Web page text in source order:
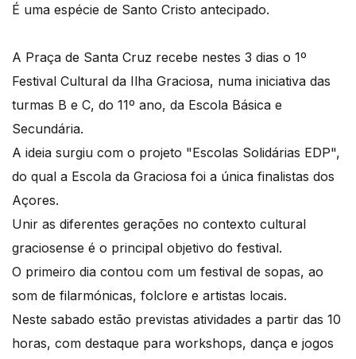
É uma espécie de Santo Cristo antecipado.
A Praça de Santa Cruz recebe nestes 3 dias o 1º
Festival Cultural da Ilha Graciosa, numa iniciativa das
turmas B e C, do 11º ano, da Escola Básica e
Secundária.
A ideia surgiu com o projeto "Escolas Solidárias EDP",
do qual a Escola da Graciosa foi a única finalistas dos
Açores.
Unir as diferentes gerações no contexto cultural
graciosense é o principal objetivo do festival.
O primeiro dia contou com um festival de sopas, ao
som de filarmónicas, folclore e artistas locais.
Neste sabado estão previstas atividades a partir das 10
horas, com destaque para workshops, dança e jogos